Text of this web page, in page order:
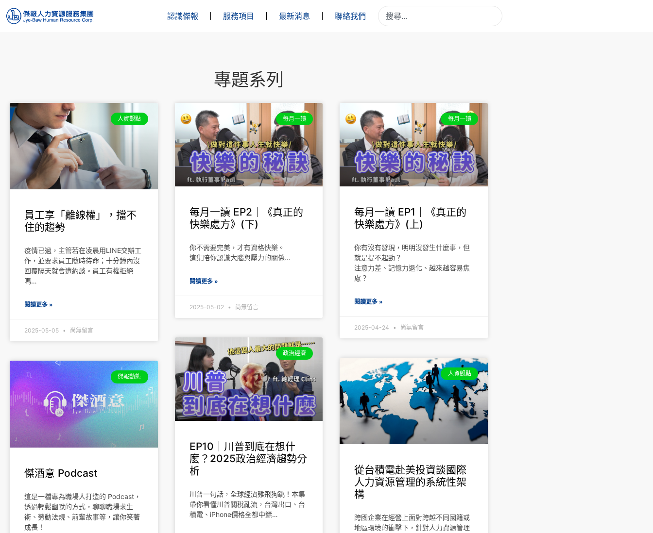
認識傑報 服務項目 最新消息 聯絡我們
專題系列
人資觀點
員工享「離線權」，擋不
住的趨勢
疫情已過，主管若在凌晨用LINE交辦工
作，並要求員工隨時待命；十分鐘內沒
回覆隔天就會遭約談。員工有權拒絕
嗎…
閱讀更多 »
2025-05-05 尚無留言
每月一讀
每月一讀 EP2｜《真正的
快樂處方》(下)
你不需要完美，才有資格快樂。
這集陪你認識大腦與壓力的關係…
閱讀更多 »
2025-05-02 尚無留言
每月一讀
每月一讀 EP1｜《真正的
快樂處方》(上)
你有沒有發現，明明沒發生什麼事，但
就是提不起勁？
注意力差、記憶力退化、越來越容易焦
慮？
閱讀更多 »
2025-04-24 尚無留言
傑報動態
傑酒意 Podcast
這是一檔專為職場人打造的 Podcast，
透過輕鬆幽默的方式，聊聊職場求生
術、勞動法規、前輩故事等，讓你笑著
成長！
政治經濟
EP10｜川普到底在想什
麼？2025政治經濟趨勢分
析
川普一句話，全球經濟雞飛狗跳！本集
帶你看懂川普關稅亂流，台灣出口、台
積電、iPhone價格全都中鏢…
人資觀點
從台積電赴美投資談國際
人力資源管理的系統性架
構
跨國企業在經營上面對跨越不同國籍或
地區環境的衝擊下，針對人力資源管理